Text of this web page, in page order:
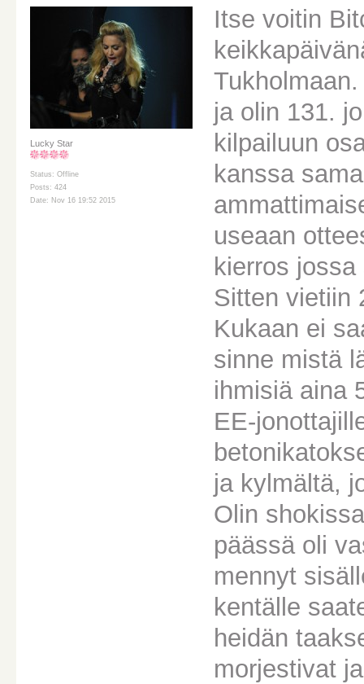
Lucky Star
Status: Offline
Posts: 424
Date: Nov 16 19:52 2015
Itse voitin
ja olin 131.
kilpailuun
kanssa
useaan
kierros
Sitten vietiin
Kukaan ei
sinne mistä
ihmisiä aina
EE-
ja kylmältä,
Olin
päässä oli
mennyt
kentälle
heidän
morjestivat